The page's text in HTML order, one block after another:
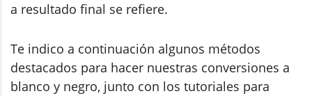
a resultado final se refiere.
Te indico a continuación algunos métodos
destacados para hacer nuestras conversiones a
blanco y negro, junto con los tutoriales para